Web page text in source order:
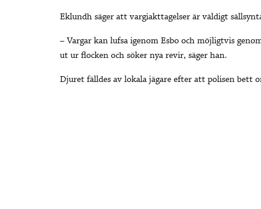
Eklundh säger att vargiakttagelser är väldigt
– Vargar kan lufsa igenom Esbo och möjligtvis
ut ur flocken och söker nya revir, säger han.
Djuret fälldes av lokala jägare efter att polisen bett